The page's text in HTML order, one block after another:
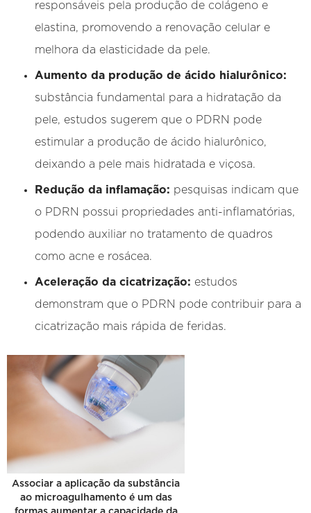
responsáveis pela produção de colágeno e
elastina, promovendo a renovação celular e
melhora da elasticidade da pele.
Aumento da produção de ácido hialurônico:
substância fundamental para a hidratação da
pele, estudos sugerem que o PDRN pode
estimular a produção de ácido hialurônico,
deixando a pele mais hidratada e viçosa.
Redução da inflamação: pesquisas indicam que
o PDRN possui propriedades anti-inflamatórias,
podendo auxiliar no tratamento de quadros
como acne e rosácea.
Aceleração da cicatrização: estudos
demonstram que o PDRN pode contribuir para a
cicatrização mais rápida de feridas.
Associar a aplicação da substância
ao microagulhamento é um das